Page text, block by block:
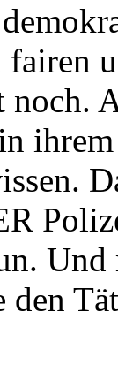
noch.
den